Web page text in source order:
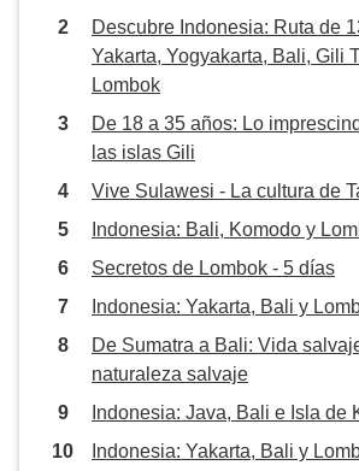
Descubre Indonesia: Ruta de
Yakarta, Yogyakarta, Bali, Gili
Lombok
De 18 a 35 años: Lo
las islas Gili
Vive Sulawesi - La cultura de
Indonesia: Bali, Komodo y
Secretos de Lombok - 5 días
Indonesia: Yakarta, Bali y
De Sumatra a Bali: Vida
naturaleza salvaje
Indonesia: Java, Bali e Isla de
Indonesia: Yakarta, Bali y